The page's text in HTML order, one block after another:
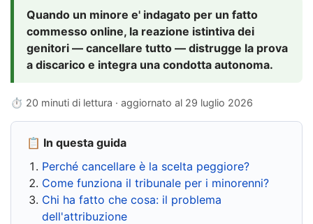
Quando un minore e' indagato per un fatto
commesso online, la reazione istintiva dei
genitori — cancellare tutto — distrugge la prova
a discarico e integra una condotta autonoma.
⏱ 20 minuti di lettura · aggiornato al 29 luglio 2026
📋 In questa guida
Perché cancellare è la scelta peggiore?
Come funziona il tribunale per i minorenni?
Chi ha fatto che cosa: il problema
dell'attribuzione